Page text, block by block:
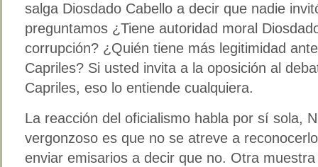
salga Diosdado Cabello a decir que nadie
preguntamos ¿Tiene autoridad moral
corrupción? ¿Quién tiene más legitimidad
Capriles? Si usted invita a la oposición al
Capriles, eso lo entiende cualquiera.
La reacción del oficialismo habla por sí sola,
vergonzoso es que no se atreve a
enviar emisarios a decir que no. Otra